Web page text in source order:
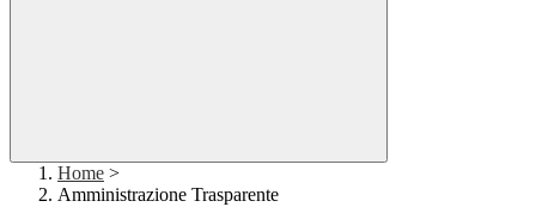
Home >
Amministrazione Trasparente